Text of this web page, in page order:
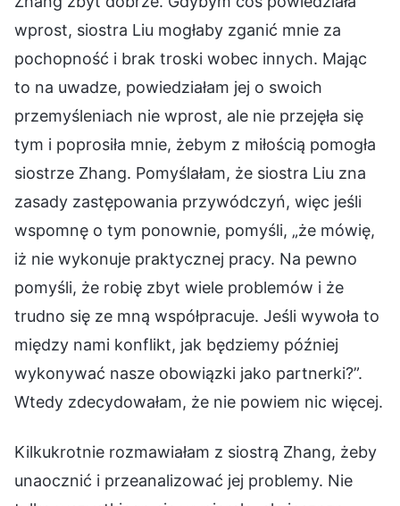
wprost, siostra Liu mogłaby zganić mnie za
pochopność i brak troski wobec innych. Mając
to na uwadze, powiedziałam jej o swoich
przemyśleniach nie wprost, ale nie przejęła się
tym i poprosiła mnie, żebym z miłością pomogła
siostrze Zhang. Pomyślałam, że siostra Liu zna
zasady zastępowania przywódczyń, więc jeśli
wspomnę o tym ponownie, pomyśli, „że mówię,
iż nie wykonuje praktycznej pracy. Na pewno
pomyśli, że robię zbyt wiele problemów i że
trudno się ze mną współpracuje. Jeśli wywoła to
między nami konflikt, jak będziemy później
wykonywać nasze obowiązki jako partnerki?”.
Wtedy zdecydowałam, że nie powiem nic więcej.
Kilkukrotnie rozmawiałam z siostrą Zhang, żeby
unaocznić i przeanalizować jej problemy. Nie